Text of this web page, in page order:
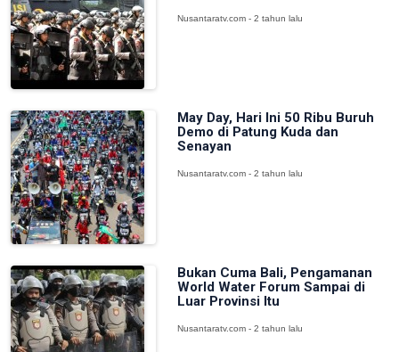
Nusantaratv.com - 2 tahun lalu
May Day, Hari Ini 50 Ribu Buruh
Demo di Patung Kuda dan
Senayan
Nusantaratv.com - 2 tahun lalu
Bukan Cuma Bali, Pengamanan
World Water Forum Sampai di
Luar Provinsi Itu
Nusantaratv.com - 2 tahun lalu